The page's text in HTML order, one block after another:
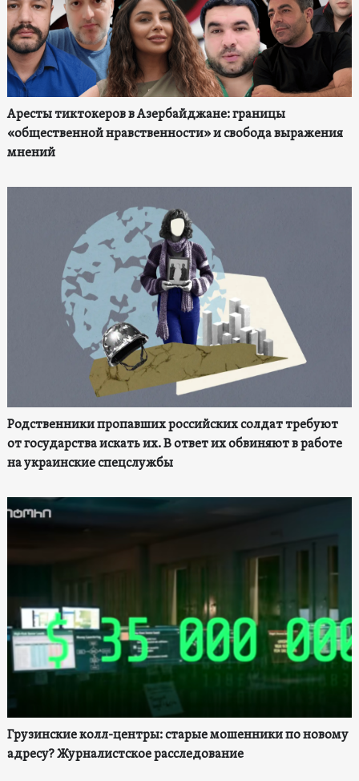
Аресты тиктокеров в Азербайджане: границы
«общественной нравственности» и свобода выражения
мнений
Родственники пропавших российских солдат требуют
от государства искать их. В ответ их обвиняют в работе
на украинские спецслужбы
Грузинские колл-центры: старые мошенники по новому
адресу? Журналистское расследование